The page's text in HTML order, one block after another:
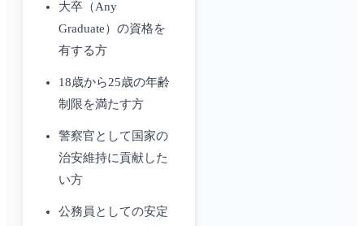
大卒（Any
Graduate）の資格を
有する方
18歳から25歳の年齢
制限を満たす方
警察官として国家の
治安維持に貢献した
い方
公務員としての安定